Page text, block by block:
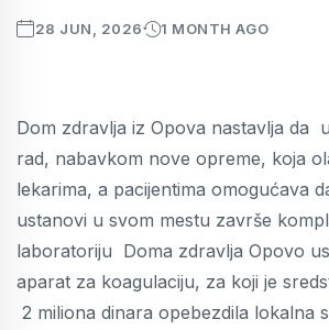
28 JUN, 2026 1 MONTH AGO
Dom zdravlja iz Opova nastavlja da
rad, nabavkom nove opreme, koja
lekarima, a pacijentima omogućava
ustanovi u svom mestu završe
laboratoriju Doma zdravlja Opovo
aparat za koagulaciju, za koji je
2 miliona dinara opebezdila lokalna